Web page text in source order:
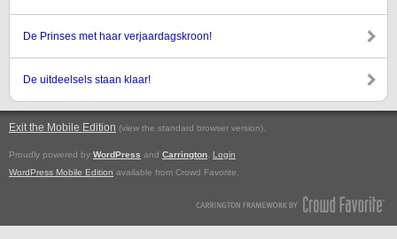
De Prinses met haar verjaardagskroon!
De uitdeelsels staan klaar!
Exit the Mobile Edition (view the standard browser version).
Proudly powered by WordPress and Carrington
Login
WordPress Mobile Edition available from Crowd Favorite.